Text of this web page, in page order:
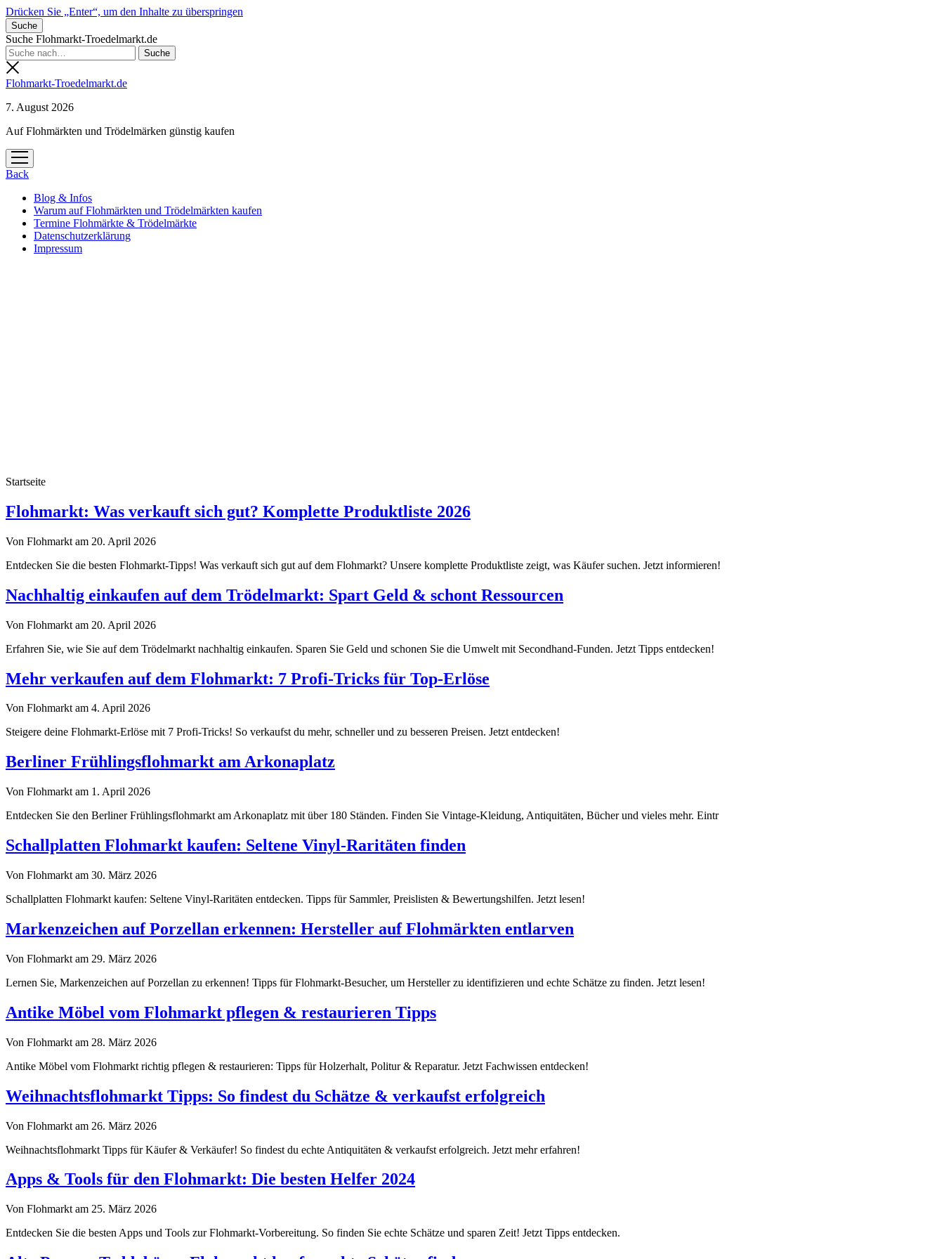
Drücken Sie „Enter“, um den Inhalte zu überspringen
Suche
Suche Flohmarkt-Troedelmarkt.de
Flohmarkt-Troedelmarkt.de
7. August 2026
Auf Flohmärkten und Trödelmärken günstig kaufen
Menü
öffnen
Back
Blog & Infos
Warum auf Flohmärkten und Trödelmärkten kaufen
Termine Flohmärkte & Trödelmärkte
Datenschutzerklärung
Impressum
Startseite
Flohmarkt-
Flohmarkt: Was verkauft sich gut? Komplette Produktliste 2026
Von Flohmarkt am 20. April 2026
Entdecken Sie die besten Flohmarkt-Tipps! Was verkauft sich gut auf dem Flohmarkt? Unsere komplette Produktliste zeigt, was Käufer suchen. Jetzt informieren!
Nachhaltig einkaufen auf dem Trödelmarkt: Spart Geld & schont Ressourcen
Von Flohmarkt am 20. April 2026
Erfahren Sie, wie Sie auf dem Trödelmarkt nachhaltig einkaufen. Sparen Sie Geld und schonen Sie die Umwelt mit Secondhand-Funden. Jetzt Tipps entdecken!
Mehr verkaufen auf dem Flohmarkt: 7 Profi-Tricks für Top-Erlöse
Von Flohmarkt am 4. April 2026
Steigere deine Flohmarkt-Erlöse mit 7 Profi-Tricks! So verkaufst du mehr, schneller und zu besseren Preisen. Jetzt entdecken!
Berliner Frühlingsflohmarkt am Arkonaplatz
Von Flohmarkt am 1. April 2026
Entdecken Sie den Berliner Frühlingsflohmarkt am Arkonaplatz mit über 180 Ständen. Finden Sie Vintage-Kleidung, Antiquitäten, Bücher und vieles mehr. Eintr
Schallplatten Flohmarkt kaufen: Seltene Vinyl-Raritäten finden
Von Flohmarkt am 30. März 2026
Schallplatten Flohmarkt kaufen: Seltene Vinyl-Raritäten entdecken. Tipps für Sammler, Preislisten & Bewertungshilfen. Jetzt lesen!
Markenzeichen auf Porzellan erkennen: Hersteller auf Flohmärkten entlarven
Von Flohmarkt am 29. März 2026
Lernen Sie, Markenzeichen auf Porzellan zu erkennen! Tipps für Flohmarkt-Besucher, um Hersteller zu identifizieren und echte Schätze zu finden. Jetzt lesen!
Antike Möbel vom Flohmarkt pflegen & restaurieren Tipps
Von Flohmarkt am 28. März 2026
Antike Möbel vom Flohmarkt richtig pflegen & restaurieren: Tipps für Holzerhalt, Politur & Reparatur. Jetzt Fachwissen entdecken!
Weihnachtsflohmarkt Tipps: So findest du Schätze & verkaufst erfolgreich
Von Flohmarkt am 26. März 2026
Weihnachtsflohmarkt Tipps für Käufer & Verkäufer! So findest du echte Antiquitäten & verkaufst erfolgreich. Jetzt mehr erfahren!
Apps & Tools für den Flohmarkt: Die besten Helfer 2024
Von Flohmarkt am 25. März 2026
Entdecken Sie die besten Apps und Tools zur Flohmarkt-Vorbereitung. So finden Sie echte Schätze und sparen Zeit! Jetzt Tipps entdecken.